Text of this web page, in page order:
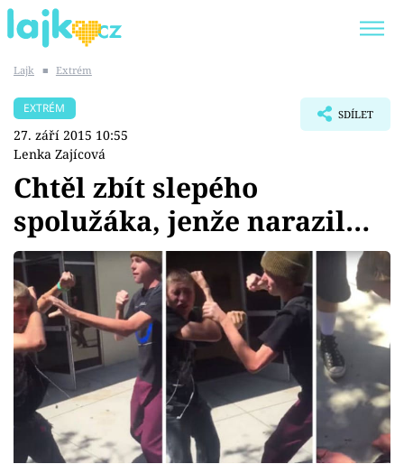
SHOPAHOLICADEL
Témata
Showbyznys
Youtubeři
Virály
Sex a vztahy
Videa
Lajk ■ Extrém
EXTRÉM
27. září 2015 10:55
Lenka Zajícová
SDÍLET
Chtěl zbít slepého
spolužáka, jenže narazil…